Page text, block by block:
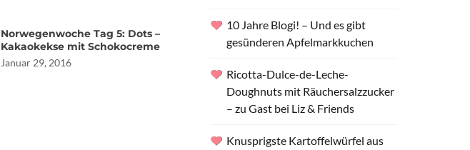
Norwegenwoche Tag 5: Dots –
Kakaokekse mit Schokocreme
Januar 29, 2016
10 Jahre Blogi! – Und es gibt
gesünderen Apfelmarkkuchen
Ricotta-Dulce-de-Leche-
Doughnuts mit Räuchersalzzucker
– zu Gast bei Liz & Friends
Knusprigste Kartoffelwürfel aus